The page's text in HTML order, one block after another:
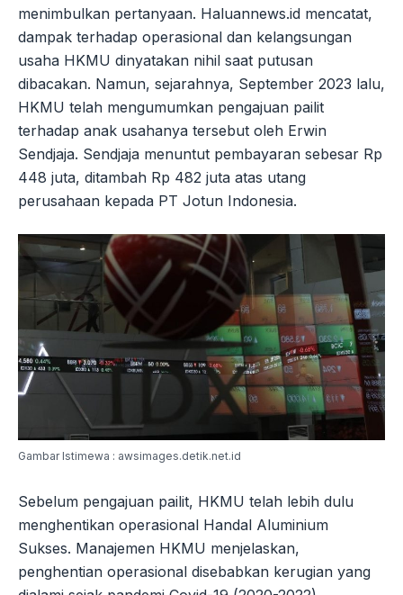
menimbulkan pertanyaan. Haluannews.id mencatat,
dampak terhadap operasional dan kelangsungan
usaha HKMU dinyatakan nihil saat putusan
dibacakan. Namun, sejarahnya, September 2023 lalu,
HKMU telah mengumumkan pengajuan pailit
terhadap anak usahanya tersebut oleh Erwin
Sendjaja. Sendjaja menuntut pembayaran sebesar Rp
448 juta, ditambah Rp 482 juta atas utang
perusahaan kepada PT Jotun Indonesia.
Gambar Istimewa : awsimages.detik.net.id
Sebelum pengajuan pailit, HKMU telah lebih dulu
menghentikan operasional Handal Aluminium
Sukses. Manajemen HKMU menjelaskan,
penghentian operasional disebabkan kerugian yang